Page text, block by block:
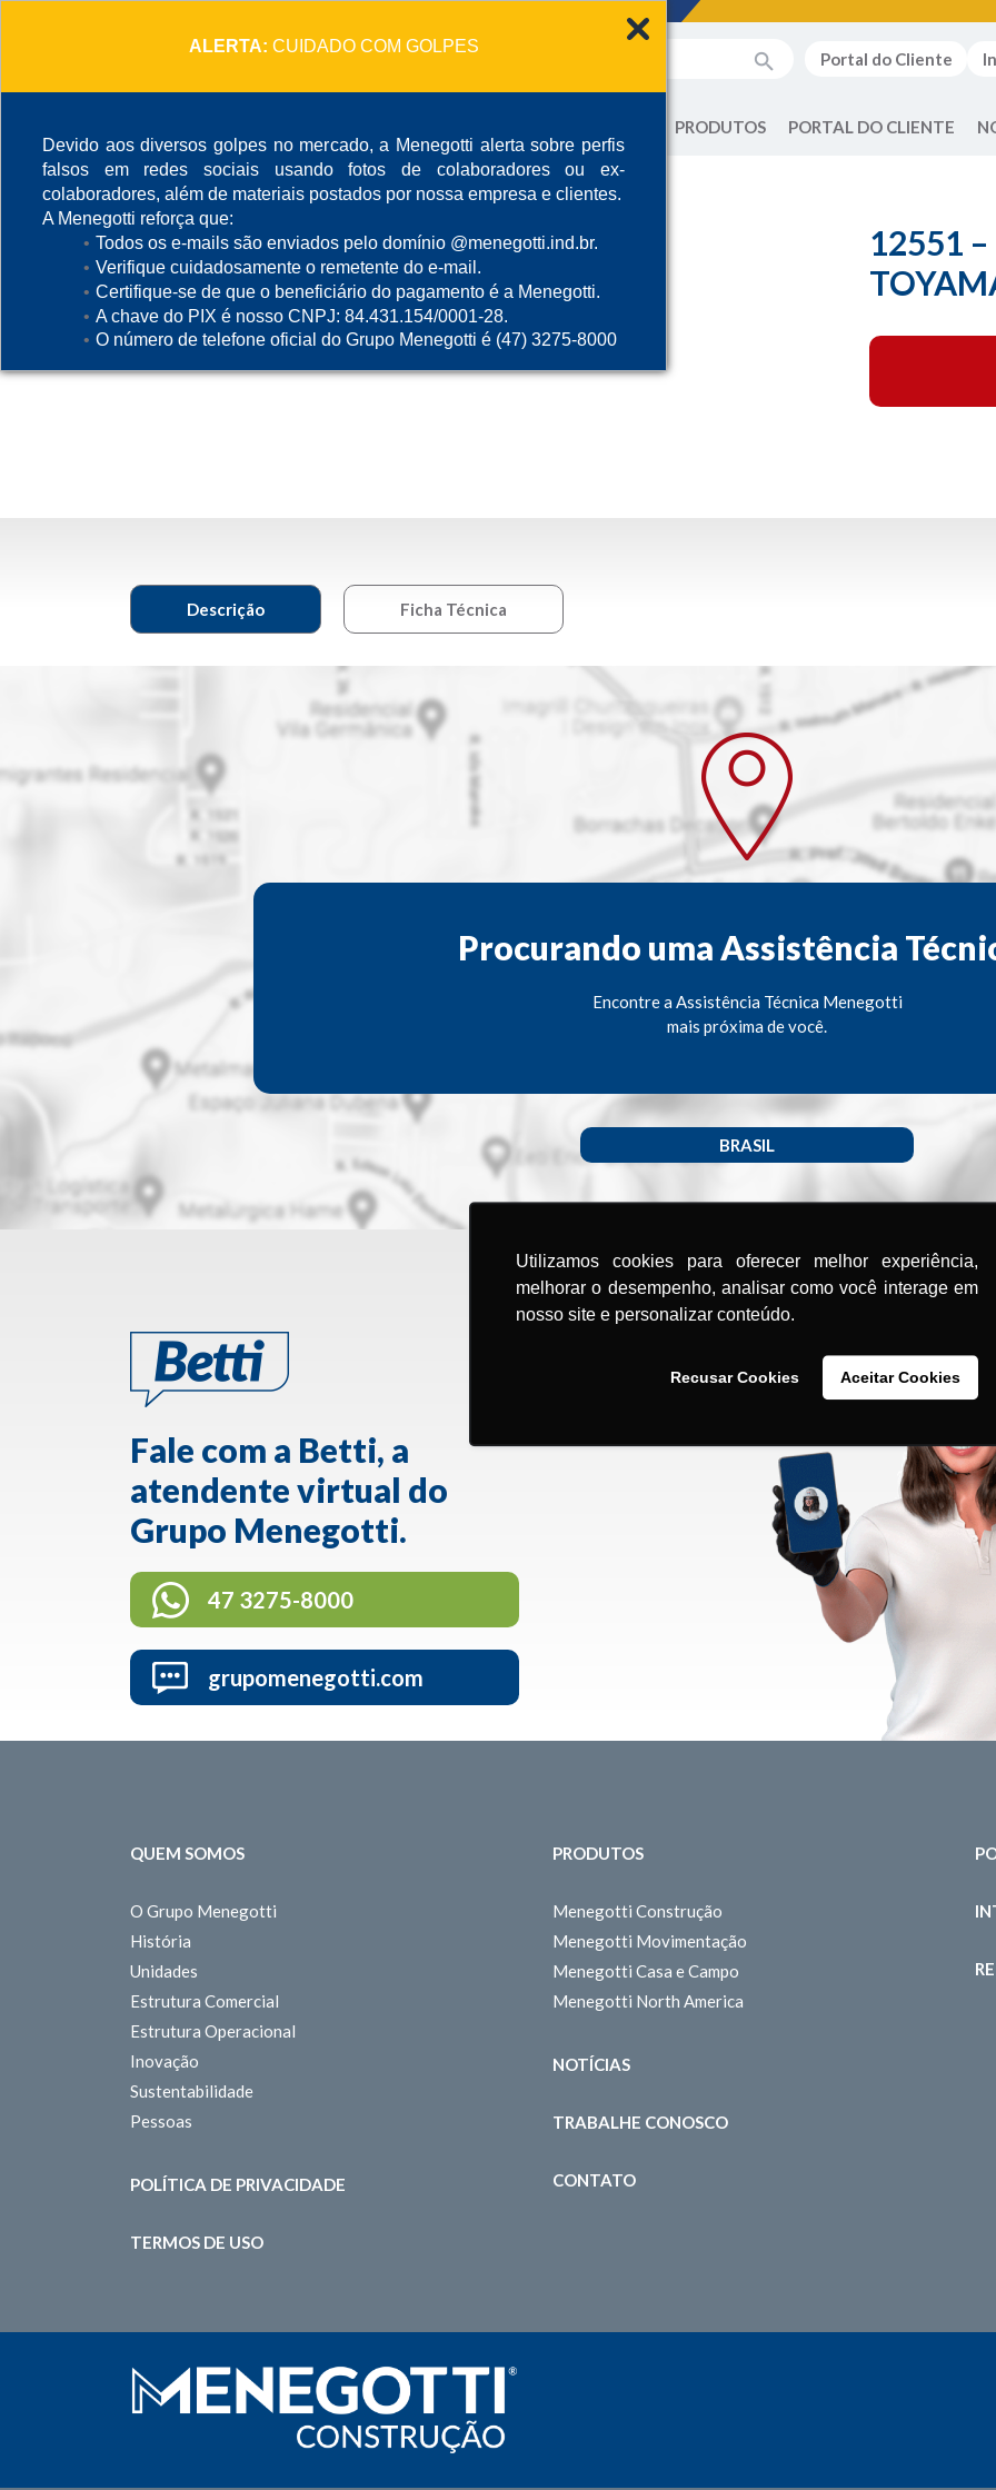
ALERTA: CUIDADO COM GOLPES
Devido aos diversos golpes no mercado, a Menegotti alerta sobre perfis
falsos em redes sociais usando fotos de colaboradores ou ex-
colaboradores, além de materiais postados por nossa empresa e clientes.
A Menegotti reforça que:
Todos os e-mails são enviados pelo domínio @menegotti.ind.br.
Verifique cuidadosamente o remetente do e-mail.
Certifique-se de que o beneficiário do pagamento é a Menegotti.
A chave do PIX é nosso CNPJ: 84.431.154/0001-28.
O número de telefone oficial do Grupo Menegotti é (47) 3275-8000
Utilizamos cookies para oferecer melhor experiência,
melhorar o desempenho, analisar como você interage em
nosso site e personalizar conteúdo.
Recusar Cookies Aceitar Cookies
Portal do Cliente
PRODUTOS PORTAL DO CLIENTE
12551
Descrição Ficha Técnica
Procurando uma Assistência
Encontre a Assistência Técnica Menegotti
mais próxima de você.
BRASIL
Fale com a Betti, a
atendente virtual do
Grupo Menegotti.
47 3275-8000
grupomenegotti.com
QUEM SOMOS
O Grupo Menegotti
História
Unidades
Estrutura Comercial
Estrutura Operacional
Inovação
Sustentabilidade
Pessoas
POLÍTICA DE PRIVACIDADE
TERMOS DE USO
PRODUTOS
Menegotti Construção
Menegotti Movimentação
Menegotti Casa e Campo
Menegotti North America
NOTÍCIAS
TRABALHE CONOSCO
CONTATO